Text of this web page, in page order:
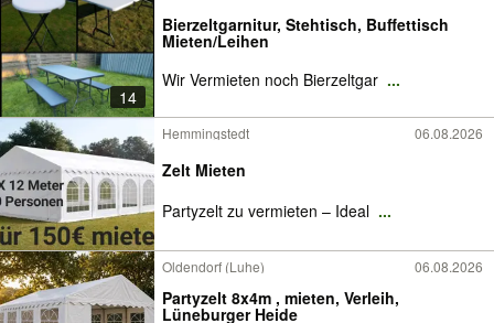
14
Bierzeltgarnitur, Stehtisch, Buffettisch
Mieten/Leihen
Wir Vermieten noch Bierzeltgar ...
Hemmingstedt 06.08.2026
Zelt Mieten
Partyzelt zu vermieten – Ideal ...
Oldendorf (Luhe) 06.08.2026
Partyzelt 8x4m , mieten, Verleih,
Lüneburger Heide